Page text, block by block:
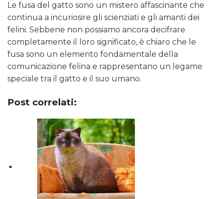
Le fusa del gatto sono un mistero affascinante che
continua a incuriosire gli scienziati e gli amanti dei
felini. Sebbene non possiamo ancora decifrare
completamente il loro significato, è chiaro che le
fusa sono un elemento fondamentale della
comunicazione felina e rappresentano un legame
speciale tra il gatto e il suo umano.
Post correlati: